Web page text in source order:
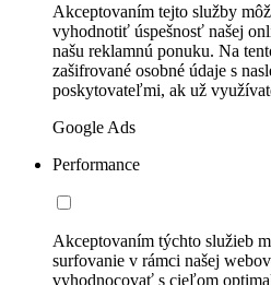
Akceptovaním tejto služby
vyhodnotiť úspešnosť našej
našu reklamnú ponuku. Na
zašifrované osobné údaje s
poskytovateľmi, ak už
Google Ads
Performance
Akceptovaním týchto služieb
surfovanie v rámci našej
vyhodnocovať s cieľom